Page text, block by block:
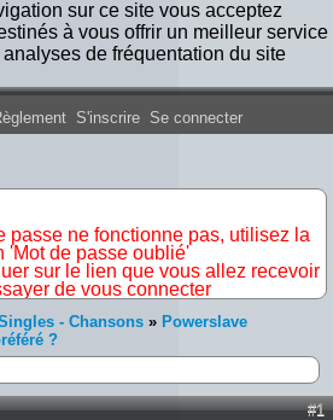
sur ce site vous acceptez
à vous offrir un meilleur service
de fréquentation du site
Maiden France
S'inscrire Se connecter
passe ne fonctionne pas, utilisez la
'Mot de passe oublié'
sur le lien que vous allez recevoir
de vous connecter
- Chansons » Powerslave
?
#1